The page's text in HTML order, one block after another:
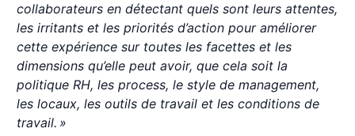
collaborateurs en détectant quels sont leurs attentes,
les irritants et les priorités d’action pour améliorer
cette expérience sur toutes les facettes et les
dimensions qu’elle peut avoir, que cela soit la
politique RH, les process, le style de management,
les locaux, les outils de travail et les conditions de
travail. »